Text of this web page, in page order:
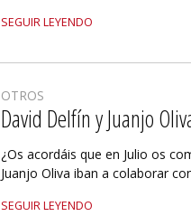
SEGUIR LEYENDO
OTROS
David Delfín y Juanjo
¿Os acordáis que en Julio os
Juanjo Oliva iban a colaborar
SEGUIR LEYENDO